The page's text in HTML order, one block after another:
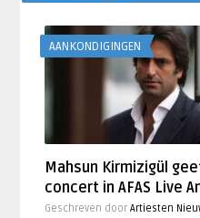
AANKONDIGINGEN
Mahsun Kirmizigül
concert in AFAS Live
Geschreven doorArtiesten